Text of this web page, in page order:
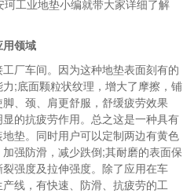
工业地垫小编就带大家详细了解
领域
厂车间。因为这种地垫表面刻有的
;底面颗粒状纹理，增大了摩擦，铺
、颈、肩更舒服，舒缓疲劳效果
的抗疲劳作用。总之这是一种具有
垫。同时用户可以定制两边有黄色
强防滑，减少跌倒;其耐磨的表面保
强度及拉伸强度。除了应用在车
线，有快速、防滑、抗疲劳的工